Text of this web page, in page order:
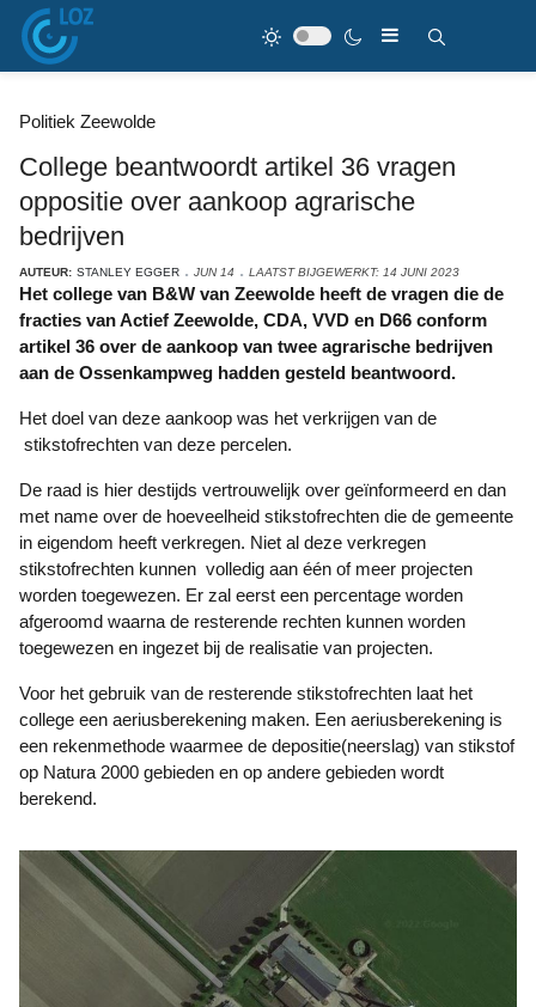
Politiek Zeewolde
College beantwoordt artikel 36 vragen
oppositie over aankoop agrarische
bedrijven
AUTEUR: STANLEY EGGER JUN 14 LAATST BIJGEWERKT: 14 JUNI 2023
Het college van B&W van Zeewolde heeft de vragen die de
fracties van Actief Zeewolde, CDA, VVD en D66 conform
artikel 36 over de aankoop van twee agrarische bedrijven
aan de Ossenkampweg hadden gesteld beantwoord.
Het doel van deze aankoop was het verkrijgen van de
stikstofrechten van deze percelen.
De raad is hier destijds vertrouwelijk over geïnformeerd en dan
met name over de hoeveelheid stikstofrechten die de gemeente
in eigendom heeft verkregen. Niet al deze verkregen
stikstofrechten kunnen volledig aan één of meer projecten
worden toegewezen. Er zal eerst een percentage worden
afgeroomd waarna de resterende rechten kunnen worden
toegewezen en ingezet bij de realisatie van projecten.
Voor het gebruik van de resterende stikstofrechten laat het
college een aeriusberekening maken. Een aeriusberekening is
een rekenmethode waarmee de depositie(neerslag) van stikstof
op Natura 2000 gebieden en op andere gebieden wordt
berekend.